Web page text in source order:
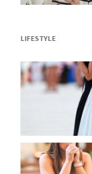
LIFESTYLE